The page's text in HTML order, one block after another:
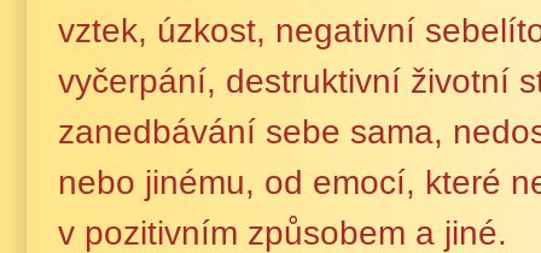
vztek, úzkost, negativní
vyčerpání, destruktivní životní
zanedbávání sebe sama,
nebo jinému, od emocí, které
v pozitivním způsobem a jiné.